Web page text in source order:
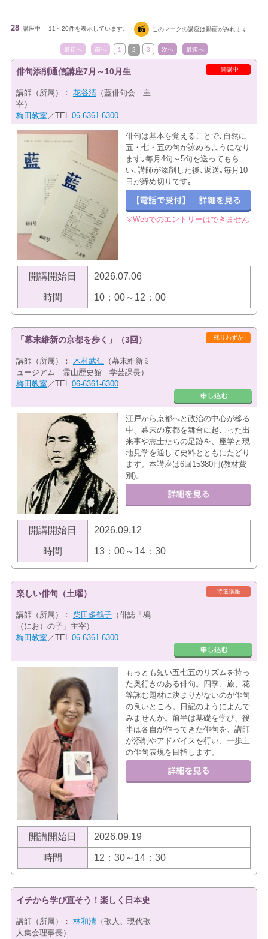
28 講座中 11～20件を表示しています。 このマークの講座は動画がみれます
最初へ 前へ 1 2 3 次へ 最後へ
開講中
俳句添削通信講座7月～10月生
講師（所属）： 花谷清（藍俳句会 主
宰）
梅田教室 ／TEL 06-6361-6300
俳句は基本を覚えることで､自然に
五・七・五の句が詠めるようになり
ます｡毎月4句～5句を送ってもら
い､講師が添削した後､返送｡毎月10
日が締め切りです｡
※Webでのエントリーはできません
開講開始日 2026.07.06
時間 10：00～12：00
残りわずか
「幕末維新の京都を歩く」（3回）
講師（所属）： 木村武仁（幕末維新ミ
ュージアム 霊山歴史館 学芸課長）
梅田教室 ／TEL 06-6361-6300
江戸から京都へと政治の中心が移る
中、幕末の京都を舞台に起こった出
来事や志士たちの足跡を、座学と現
地見学を通して史料とともにたどり
ます。本講座は6回15380円(教材費
別)。
開講開始日 2026.09.12
時間 13：00～14：30
特選講座
楽しい俳句（土曜）
講師（所属）： 柴田多鶴子（俳誌「鳰
（にお）の子」主宰）
梅田教室 ／TEL 06-6361-6300
もっとも短い五七五のリズムを持っ
た奥行きのある俳句。四季、旅、花
等詠む題材に決まりがないのが俳句
の良いところ。日記のようによんで
みませんか。前半は基礎を学び、後
半は各自が作ってきた俳句を、講師
が添削やアドバイスを行い、一歩上
の俳句表現を目指します。
開講開始日 2026.09.19
時間 12：30～14：30
イチから学び直そう！楽しく日本史
講師（所属）： 林和清（歌人、現代歌
人集会理事長）